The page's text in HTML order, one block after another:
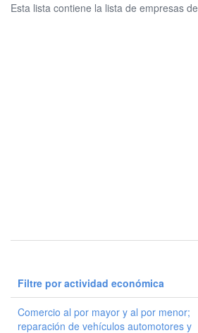
Esta lista contiene la lista de empresas de
Filtre por actividad económica
Comercio al por mayor y al por menor;
reparación de vehículos automotores y